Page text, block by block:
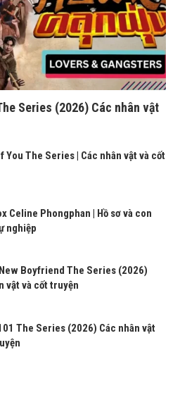
Series (2026) Các nhân vật
You The Series | Các nhân vật và cốt
Celine Phongphan | Hồ sơ và con
nghiệp
Boyfriend The Series (2026)
vật và cốt truyện
The Series (2026) Các nhân vật